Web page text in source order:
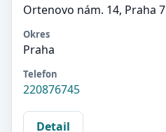
Ortenovo nám. 14, Praha 7
Okres
Praha
Telefon
220876745
Detail